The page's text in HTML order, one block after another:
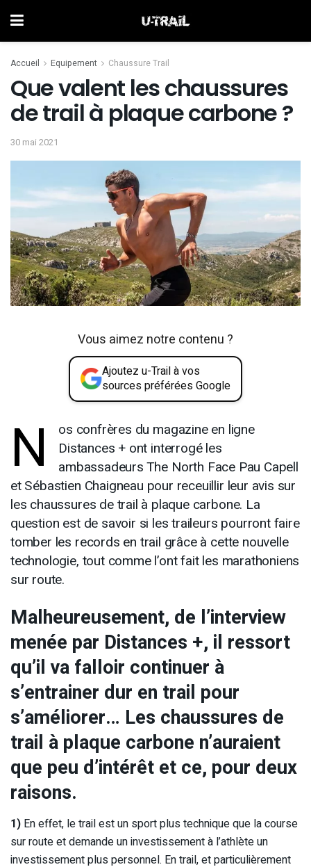
Accueil Equipement Chaussure Trail
Que valent les chaussures
de trail à plaque carbone ?
30 mai 2021
Vous aimez notre contenu ?
Ajoutez u-Trail à vos
sources préférées Google
N
os confrères du magazine en ligne
Distances + ont interrogé les
ambassadeurs The North Face Pau Capell
et Sébastien Chaigneau pour receuillir leur avis sur
les chaussures de trail à plaque carbone. La
question est de savoir si les traileurs pourront faire
tomber les records en trail grâce à cette nouvelle
technologie, tout comme l’ont fait les marathoniens
sur route.
Malheureusement, de l’interview
menée par Distances +, il ressort
qu’il va falloir continuer à
s’entrainer dur en trail pour
s’améliorer… Les chaussures de
trail à plaque carbone n’auraient
que peu d’intérêt et ce, pour deux
raisons.
1) En effet, le trail est un sport plus technique que la course
sur route et demande un investissement à l’athlète un
investissement plus personnel. En trail, et particulièrement